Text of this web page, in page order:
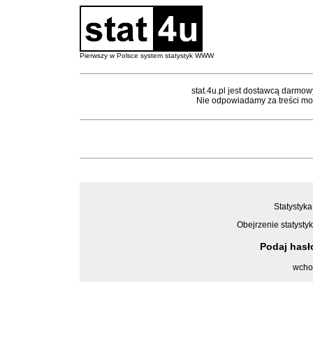
Pierwszy w Polsce system statystyk WWW
stat.4u.pl jest dostawcą
Nie odpowiadamy za treści
Obejrzenie
Podaj